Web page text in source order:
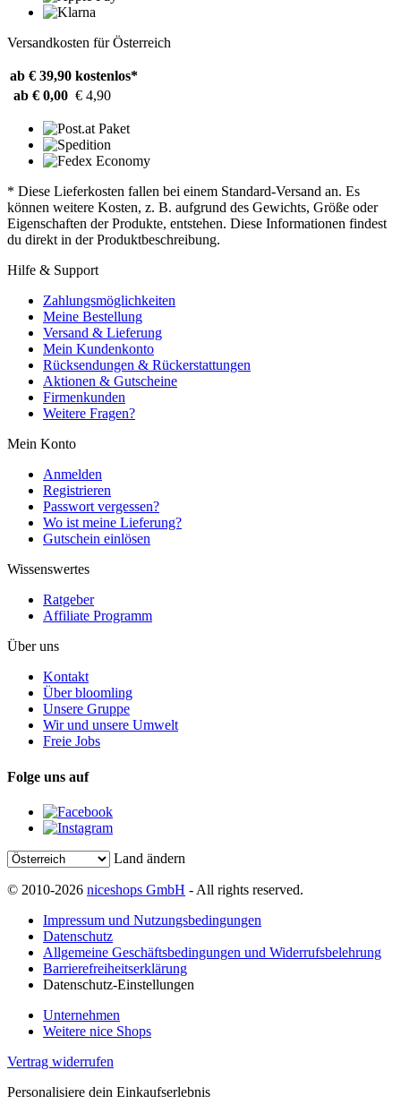
Versandkosten für Österreich
ab € 39,90 kostenlos*
ab € 0,00 € 4,90
* Diese Lieferkosten fallen bei einem Standard-Versand an. Es
können weitere Kosten, z. B. aufgrund des Gewichts, Größe oder
Eigenschaften der Produkte, entstehen. Diese Informationen findest
du direkt in der Produktbeschreibung.
Hilfe & Support
Zahlungsmöglichkeiten
Meine Bestellung
Versand & Lieferung
Mein Kundenkonto
Rücksendungen & Rückerstattungen
Aktionen & Gutscheine
Firmenkunden
Weitere Fragen?
Mein Konto
Anmelden
Registrieren
Passwort vergessen?
Wo ist meine Lieferung?
Gutschein einlösen
Wissenswertes
Ratgeber
Affiliate Programm
Über uns
Kontakt
Über bloomling
Unsere Gruppe
Wir und unsere Umwelt
Freie Jobs
Folge uns auf
Land ändern
© 2010-2026 niceshops GmbH - All rights reserved.
Impressum und Nutzungsbedingungen
Datenschutz
Allgemeine Geschäftsbedingungen und Widerrufsbelehrung
Barrierefreiheitserklärung
Datenschutz-Einstellungen
Unternehmen
Weitere nice Shops
Vertrag widerrufen
Personalisiere dein Einkaufserlebnis